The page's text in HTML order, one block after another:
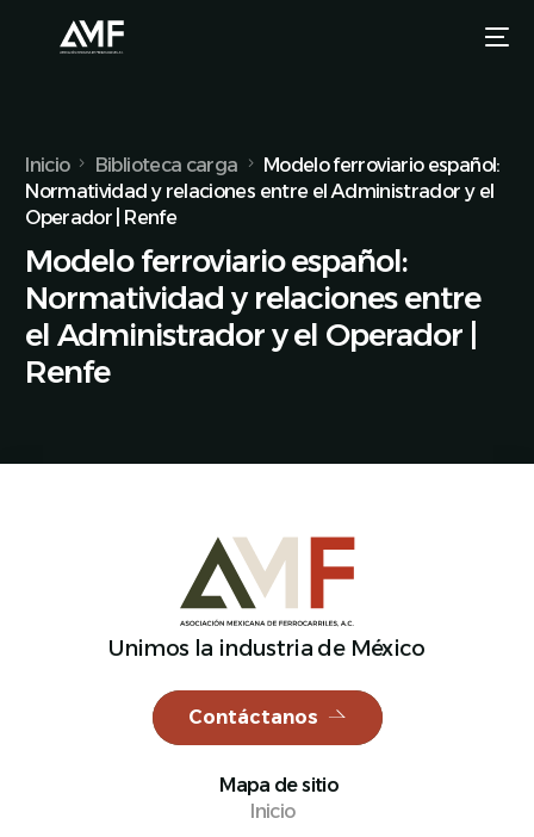
Inicio Biblioteca carga
Modelo ferroviario español:
Normatividad y relaciones entre el Administrador y el
Operador | Renfe
Modelo ferroviario español:
Normatividad y relaciones entre
el Administrador y el Operador |
Renfe
Unimos la industria de México
Contáctanos
Mapa de sitio
Inicio
Español